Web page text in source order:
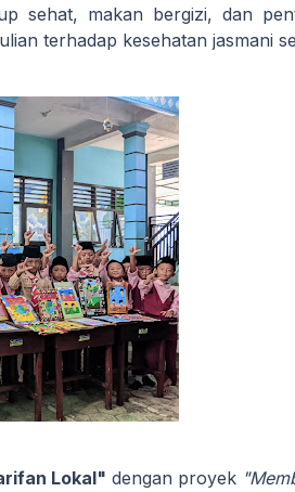
sehat, makan bergizi, dan
terhadap kesehatan jasmani
Lokal" dengan proyek